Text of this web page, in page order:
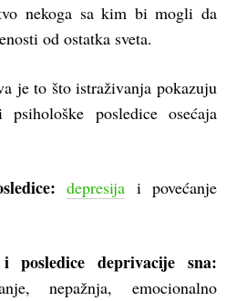
nekoga sa kim bi mogli da
od ostatka sveta.
je to što istraživanja pokazuju
posledice osećaja
depresija i povećanje
posledice deprivacije sna:
nepažnja, emocionalno